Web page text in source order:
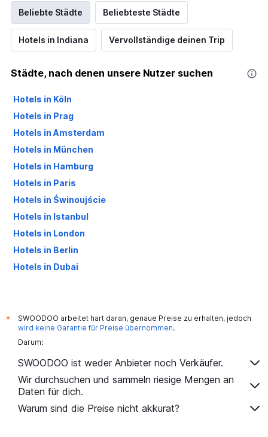
Beliebte Städte Beliebteste Städte
Hotels in Indiana Vervollständige deinen Trip
Städte, nach denen unsere Nutzer suchen
Hotels in Köln
Hotels in Prag
Hotels in Amsterdam
Hotels in München
Hotels in Hamburg
Hotels in Paris
Hotels in Świnoujście
Hotels in Istanbul
Hotels in London
Hotels in Berlin
Hotels in Dubai
*
SWOODOO arbeitet hart daran, genaue Preise zu erhalten, jedoch
wird keine Garantie für Preise übernommen.
Darum:
SWOODOO ist weder Anbieter noch Verkäufer.
Wir durchsuchen und sammeln riesige Mengen an
Daten für dich.
Warum sind die Preise nicht akkurat?